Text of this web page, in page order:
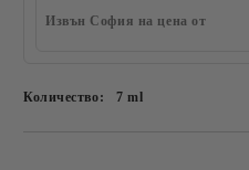
Извън София на цена от
Количество: 7 ml